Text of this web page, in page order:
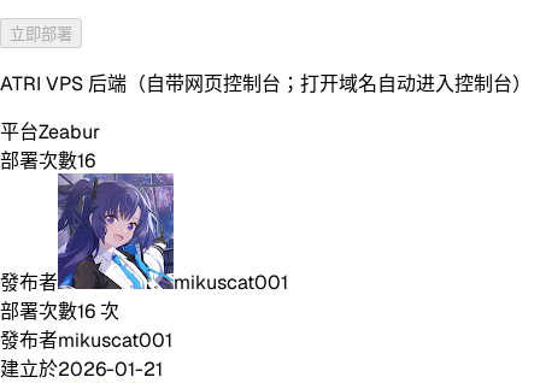
立即部署
ATRI VPS 后端（自带网页控制台；打开域名自动进入控制台）
平台Zeabur
部署次數16
發布者
mikuscat001
部署次數16次
發布者mikuscat001
建立於2026-01-21